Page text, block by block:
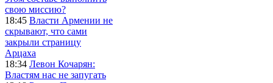
свою миссию?
18:45 Власти Армении не
скрывают, что сами
закрыли страницу
Арцаха
18:34 Левон Кочарян:
Властям нас не запугать